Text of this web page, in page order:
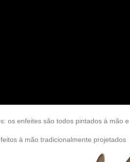
os enfeites são todos pintados à mão
à mão tradicionalmente projetados